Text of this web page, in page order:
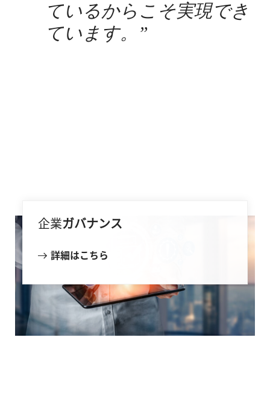
ているからこそ実現でき
ています。
企業ガバナンス
詳細はこちら